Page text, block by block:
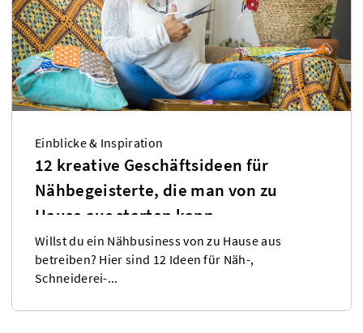
Einblicke & Inspiration
12 kreative Geschäftsideen für
Nähbegeisterte, die man von zu
Hause aus starten kann
Willst du ein Nähbusiness von zu Hause aus
betreiben? Hier sind 12 Ideen für Näh-,
Schneiderei-...